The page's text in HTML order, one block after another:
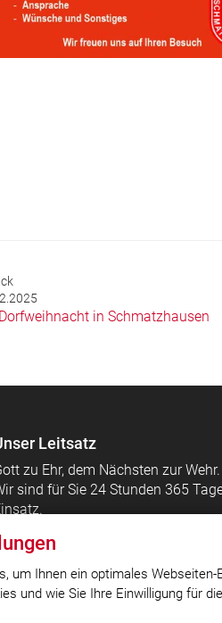
in Schmatzhausen
Leitsatz
zu Ehr, dem Nächsten zur Wehr.
sind für Sie 24 Stunden 365
um Ihnen ein optimales
und wie Sie Ihre Einwilligung für